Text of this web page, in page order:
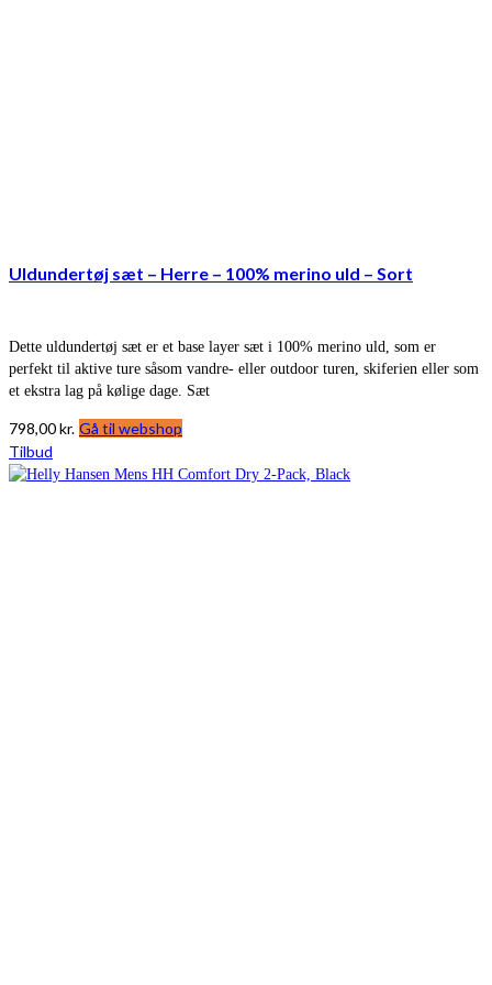
Uldundertøj sæt – Herre – 100% merino uld – Sort
Dette uldundertøj sæt er et base layer sæt i 100% merino uld, som er
perfekt til aktive ture såsom vandre- eller outdoor turen, skiferien eller som
et ekstra lag på kølige dage. Sæt
798,00kr. Gå til webshop
Tilbud